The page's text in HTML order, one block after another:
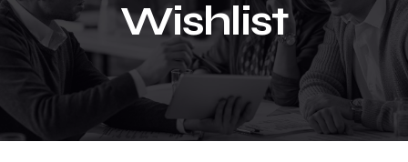
Wishlist